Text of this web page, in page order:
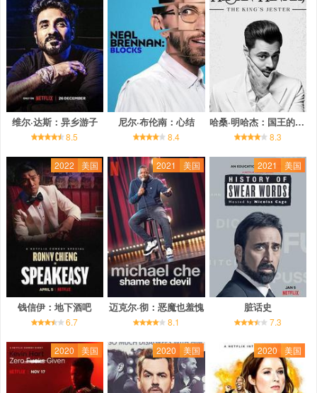
维尔·达斯：异乡游子
8.5
尼尔·布伦南：心结
8.4
哈桑·明哈杰：国王的小丑
8.3
2022 美国
钱信伊：地下酒吧
6.7
2021 美国
迈克尔·彻：恶魔也羞愧
8.1
2021 美国
脏话史
7.3
2020 美国 2020 美国 2020 美国